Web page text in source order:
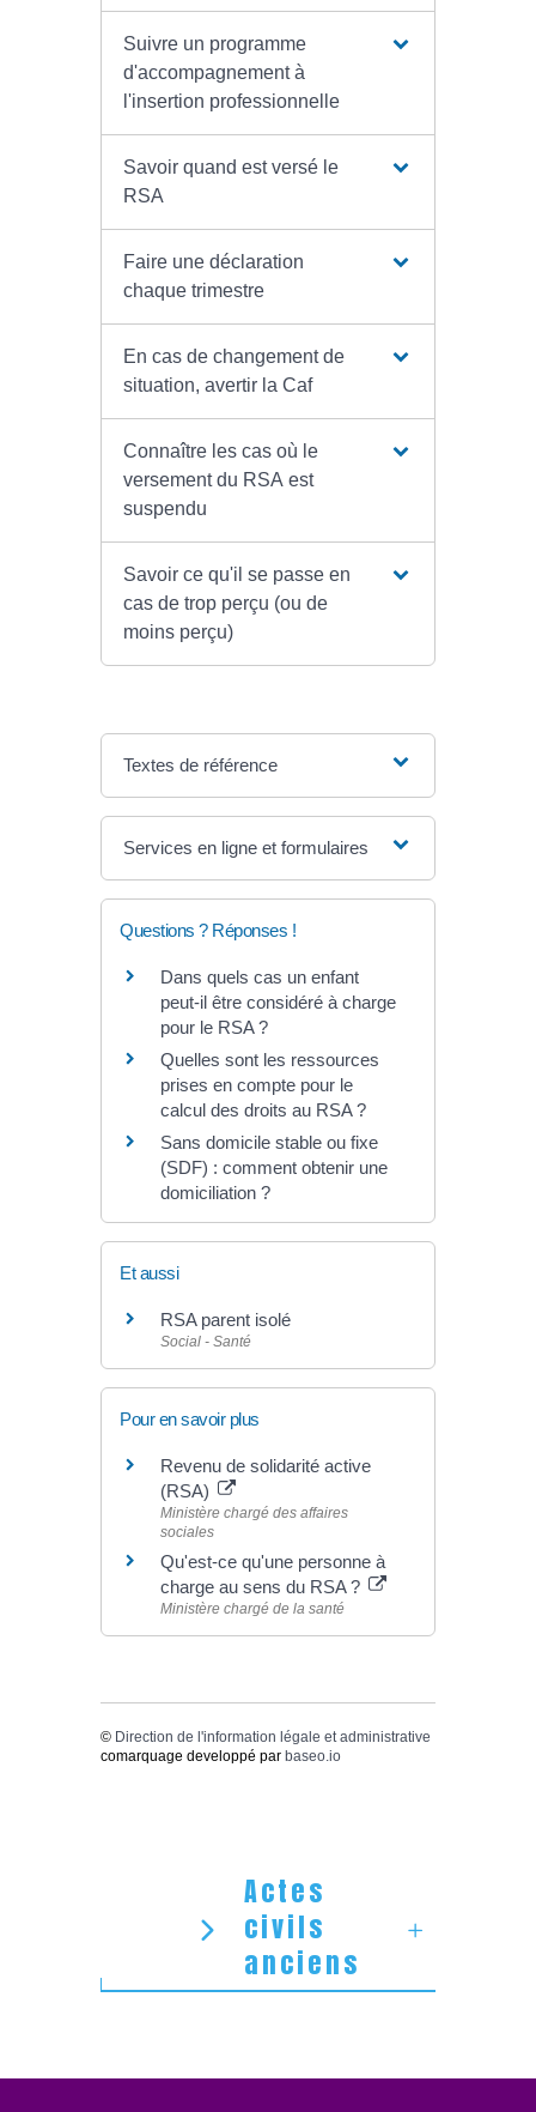
Suivre un programme
d'accompagnement à
l'insertion professionnelle
Savoir quand est versé le
RSA
Faire une déclaration
chaque trimestre
En cas de changement de
situation, avertir la Caf
Connaître les cas où le
versement du RSA est
suspendu
Savoir ce qu'il se passe en
cas de trop perçu (ou de
moins perçu)
Textes de référence
Services en ligne et formulaires
Questions ? Réponses !
Dans quels cas un enfant
peut-il être considéré à charge
pour le RSA ?
Quelles sont les ressources
prises en compte pour le
calcul des droits au RSA ?
Sans domicile stable ou fixe
(SDF) : comment obtenir une
domiciliation ?
Et aussi
RSA parent isolé
Social - Santé
Pour en savoir plus
Revenu de solidarité active
(RSA)
Ministère chargé des affaires
sociales
Qu'est-ce qu'une personne à
charge au sens du RSA ?
Ministère chargé de la santé
© Direction de l'information légale et administrative
comarquage developpé par baseo.io
Actes
civils
anciens